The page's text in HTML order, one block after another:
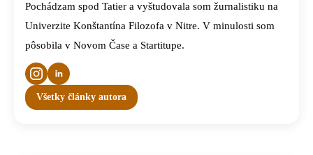
Pochádzam spod Tatier a vyštudovala som žurnalistiku na
Univerzite Konštantína Filozofa v Nitre. V minulosti som
pôsobila v Novom Čase a Startitupe.
Všetky články autora